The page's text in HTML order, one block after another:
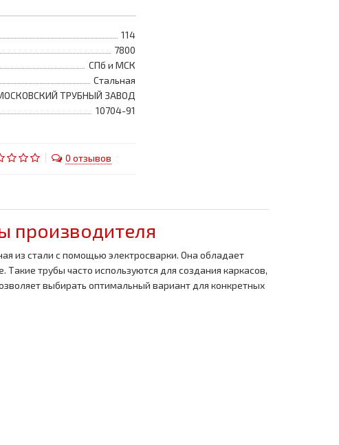
114
7800
СПб и МСК
Стальная
ТРУБНЫЙ ЗАВОД
10704-91
0 отзывов
производителя
из стали с помощью электросварки. Она обладает
трубы часто используются для создания каркасов,
выбирать оптимальный вариант для конкретных